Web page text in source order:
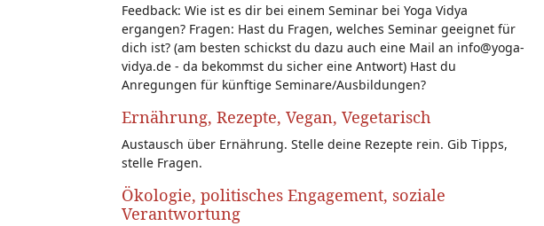
Feedback: Wie ist es dir bei einem Seminar bei Yoga Vidya
ergangen? Fragen: Hast du Fragen, welches Seminar geeignet für
dich ist? (am besten schickst du dazu auch eine Mail an info@yoga-
vidya.de - da bekommst du sicher eine Antwort) Hast du
Anregungen für künftige Seminare/Ausbildungen?
Ernährung, Rezepte, Vegan, Vegetarisch
Austausch über Ernährung. Stelle deine Rezepte rein. Gib Tipps,
stelle Fragen.
Ökologie, politisches Engagement, soziale
Verantwortung